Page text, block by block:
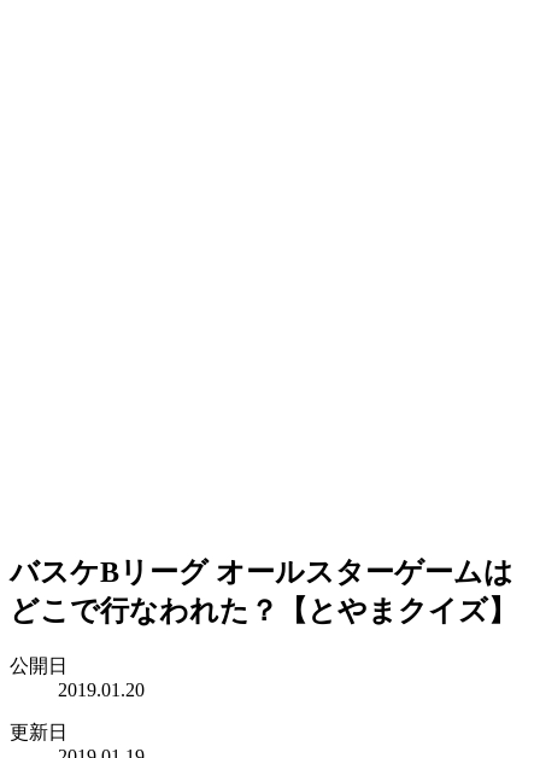
バスケBリーグ オールスターゲームは
どこで行なわれた？【とやまクイズ】
公開日
2019.01.20
更新日